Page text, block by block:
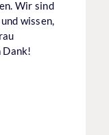
Wir sind
wissen,
Dank!